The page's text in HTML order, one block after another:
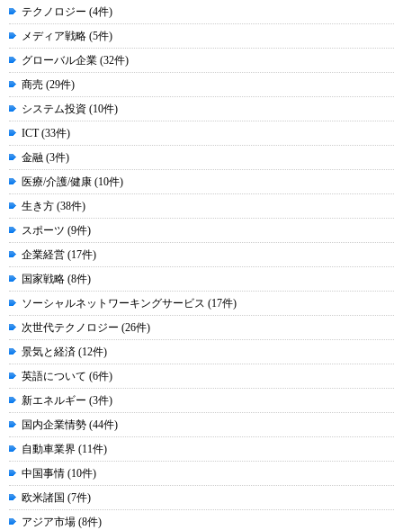
テクノロジー (4件)
メディア戦略 (5件)
グローバル企業 (32件)
商売 (29件)
システム投資 (10件)
ICT (33件)
金融 (3件)
医療/介護/健康 (10件)
生き方 (38件)
スポーツ (9件)
企業経営 (17件)
国家戦略 (8件)
ソーシャルネットワーキングサービス (17件)
次世代テクノロジー (26件)
景気と経済 (12件)
英語について (6件)
新エネルギー (3件)
国内企業情勢 (44件)
自動車業界 (11件)
中国事情 (10件)
欧米諸国 (7件)
アジア市場 (8件)